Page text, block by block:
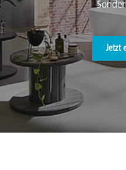
Jetzt